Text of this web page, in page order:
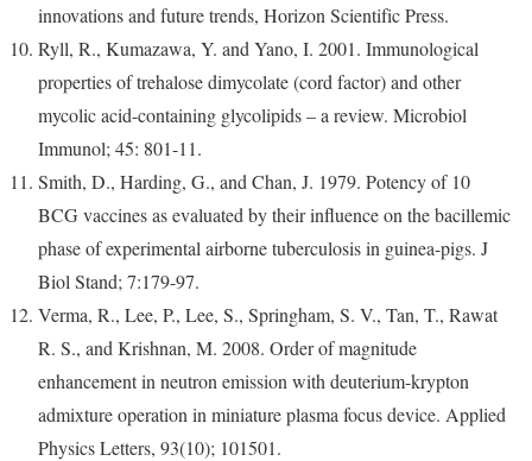
innovations and future trends, Horizon Scientific Press.
Ryll, R., Kumazawa, Y. and Yano, I. 2001. Immunological
properties of trehalose dimycolate (cord factor) and other
mycolic acid-containing glycolipids – a review. Microbiol
Immunol; 45: 801-11.
Smith, D., Harding, G., and Chan, J. 1979. Potency of 10
BCG vaccines as evaluated by their influence on the bacillemic
phase of experimental airborne tuberculosis in guinea-pigs. J
Biol Stand; 7:179-97.
Verma, R., Lee, P., Lee, S., Springham, S. V., Tan, T., Rawat
R. S., and Krishnan, M. 2008. Order of magnitude
enhancement in neutron emission with deuterium-krypton
admixture operation in miniature plasma focus device. Applied
Physics Letters, 93(10); 101501.